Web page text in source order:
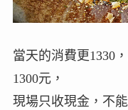
當天的消費更1330
1300元，
現場只收現金，不能